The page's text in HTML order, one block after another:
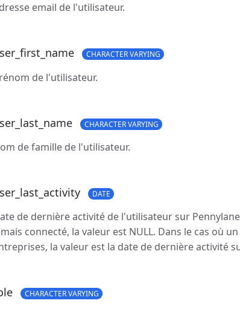
email de l'utilisateur.
CHARACTER VARYING
de l'utilisateur.
CHARACTER VARYING
de famille de l'utilisateur.
DATE
de dernière activité de l'utilisateur sur
connecté, la valeur est NULL. Dans le cas où
la valeur est la date de dernière activité
CHARACTER VARYING